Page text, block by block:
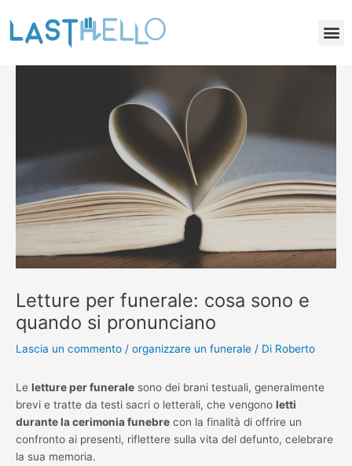
contenuto
Letture per funerale: cosa sono e
quando si pronunciano
Lascia un commento / organizzare un funerale / Di Roberto
Le letture per funerale sono dei brani testuali, generalmente
brevi e tratte da testi sacri o letterali, che vengono letti
durante la cerimonia funebre con la finalità di offrire un
confronto ai presenti, riflettere sulla vita del defunto, celebrare
la sua memoria.
articoli